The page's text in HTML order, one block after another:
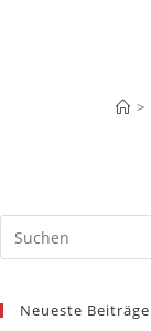
>
Neueste Beiträge